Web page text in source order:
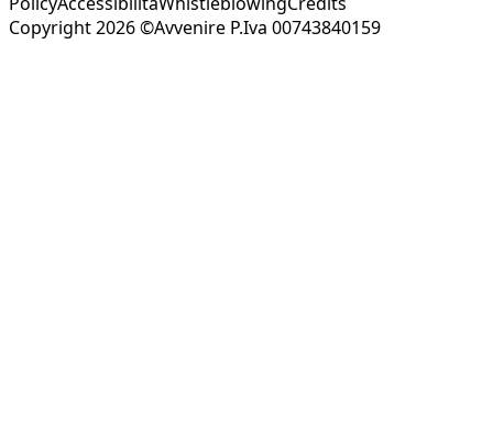
Copyright 2026 ©Avvenire P.Iva 00743840159